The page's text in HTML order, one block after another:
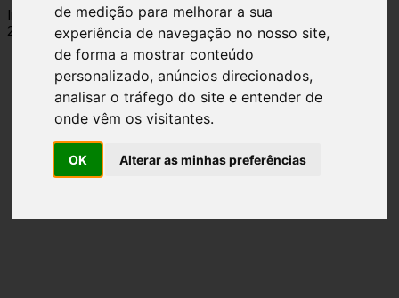
de medição para melhorar a sua
experiência de navegação no nosso site,
de forma a mostrar conteúdo
personalizado, anúncios direcionados,
analisar o tráfego do site e entender de
onde vêm os visitantes.
OK Alterar as minhas preferências
Intermarché da Marinha GrandeAna Rodrigues
2020
21 de Agosto, 2020
Intermarché da Marinha Grande
Instalação de LED Wall